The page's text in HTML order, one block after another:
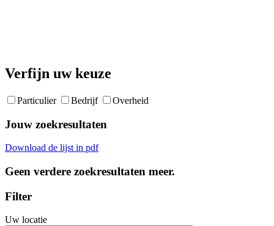
Verfijn uw keuze
Particulier Bedrijf Overheid
Jouw zoekresultaten
Download de lijst in pdf
Geen verdere zoekresultaten meer.
Filter
Uw locatie